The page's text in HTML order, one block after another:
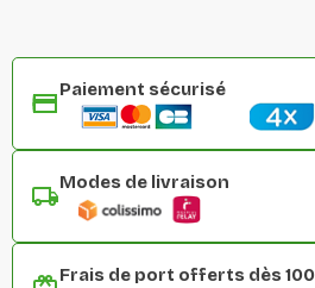
Paiement sécurisé
Modes de livraison
Frais de port offerts dès